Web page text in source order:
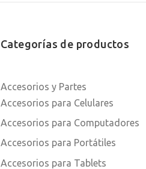
Categorías de productos
Accesorios y Partes
Accesorios para Celulares
Accesorios para Computadores
Accesorios para Portátiles
Accesorios para Tablets